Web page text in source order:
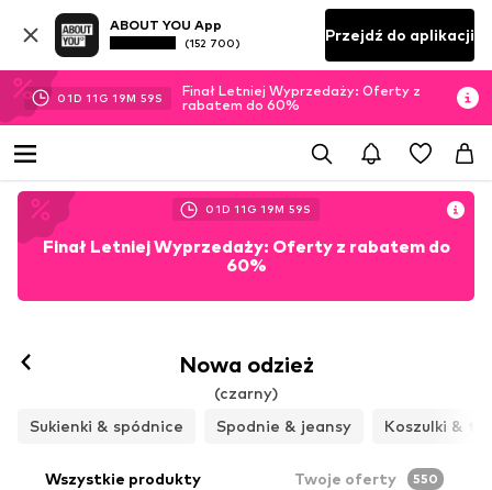
ABOUT YOU App
(152 700) Przejdź do aplikacji
01D 11 G 19M 57S
Finał Letniej Wyprzedaży: Oferty z
rabatem do 60%
01D 11 G 19M 57S
Finał Letniej Wyprzedaży: Oferty z rabatem do
60%
Nowa odzież
(czarny)
Sukienki & spódnice
Spodnie & jeansy Koszulki &
Wszystkie produkty Twoje oferty 550